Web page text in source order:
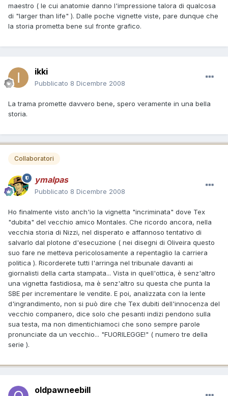
maestro ( le cui anatomie danno l'impressione talora di qualcosa
di "larger than life" ). Dalle poche vignette viste, pare dunque che
la storia prometta bene sul fronte grafico.
ikki
Pubblicato 8 Dicembre 2008
La trama promette davvero bene, spero veramente in una bella
storia.
Collaboratori
ymalpas
Pubblicato 8 Dicembre 2008
Ho finalmente visto anch'io la vignetta "incriminata" dove Tex
"dubita" del vecchio amico Montales. Che ricordo ancora, nella
vecchia storia di Nizzi, nel disperato e affannoso tentativo di
salvarlo dal plotone d'esecuzione ( nei disegni di Oliveira questo
suo fare ne metteva pericolosamente a repentaglio la carriera
politica ). Ricorderete tutti l'arringa nel tribunale davanti ai
giornalisti della carta stampata... Vista in quell'ottica, è senz'altro
una vignetta fastidiosa, ma è senz'altro su questa che punta la
SBE per incrementare le vendite. E poi, analizzata con la lente
d'ingrandimento, non si può dire che Tex dubiti dell'innocenza del
vecchio companero, dice solo che pesanti indizi pendono sulla
sua testa, ma non dimentichiamoci che sono sempre parole
pronunciate da un vecchio... "FUORILEGGE!" ( numero tre della
serie ).
oldpawneebill